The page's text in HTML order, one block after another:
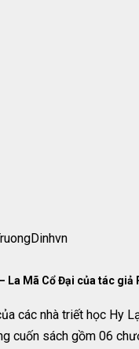
Mã Cổ Đại của tác giả
các nhà triết học Hy
sách gồm 06